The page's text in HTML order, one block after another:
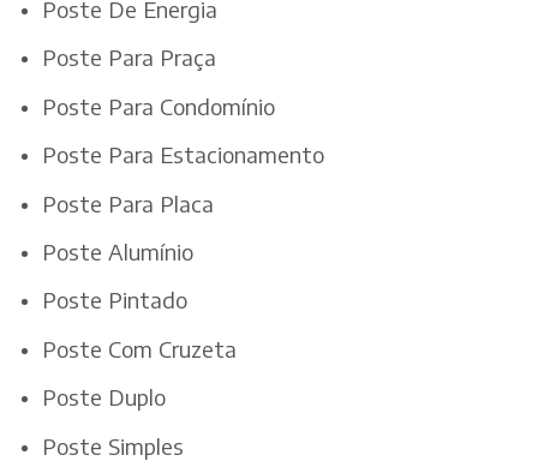
Poste De Energia
Poste Para Praça
Poste Para Condomínio
Poste Para Estacionamento
Poste Para Placa
Poste Alumínio
Poste Pintado
Poste Com Cruzeta
Poste Duplo
Poste Simples